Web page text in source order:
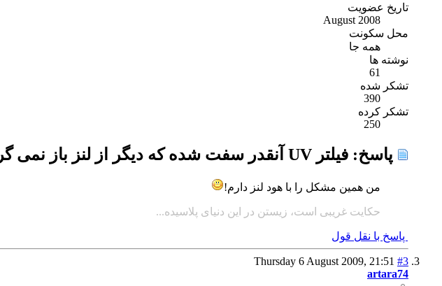
تاریخ عضویت
August 2008
محل سکونت
همه جا
نوشته ها
61
تشکر شده
390
تشکر کرده
250
پاسخ: فیلتر UV آنقدر سفت شده که دیگر از لنز باز نمی گردد ! چاره چیست؟
من همین مشکل را با هود لنز دارم!
حکایت غریبی است، زیستن در این دنیای پلاسیده...
پاسخ با نقل قول
Thursday 6 August 2009, 21:51 #3
artara74